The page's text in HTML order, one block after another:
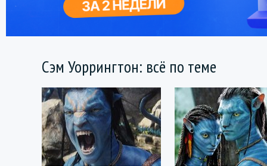
Сэм Уоррингтон: всё по теме